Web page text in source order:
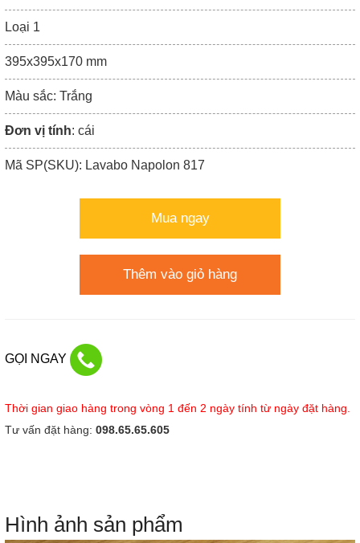
Loại 1
395x395x170 mm
Màu sắc: Trắng
Đơn vị tính: cái
Mã SP(SKU): Lavabo Napolon 817
Mua ngay
Thêm vào giỏ hàng
GỌI NGAY
Thời gian giao hàng trong vòng 1 đến 2 ngày tính từ ngày đặt hàng.
Tư vấn đặt hàng: 098.65.65.605
Hình ảnh sản phẩm